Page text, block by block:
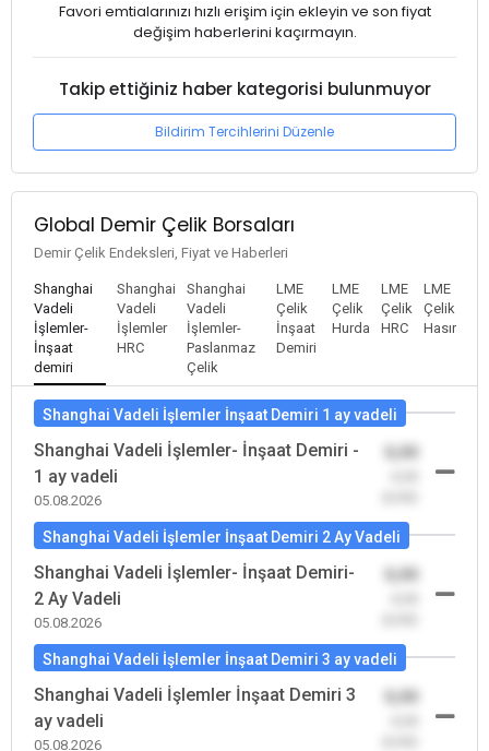
Favori emtialarınızı hızlı erişim için ekleyin ve son fiyat
değişim haberlerini kaçırmayın.
Takip ettiğiniz haber kategorisi bulunmuyor
Bildirim Tercihlerini Düzenle
Global Demir Çelik Borsaları
Demir Çelik Endeksleri, Fiyat ve Haberleri
Shanghai
Vadeli
İşlemler-
İnşaat
demiri
Shanghai
Vadeli
İşlemler
HRC
Shanghai
Vadeli
İşlemler-
Paslanmaz
Çelik
LME
Çelik
İnşaat
Demiri
LME
Çelik
Hurda
LME
Çelik
HRC
LME
Çelik
Hasır
Shanghai Vadeli İşlemler İnşaat Demiri 1 ay vadeli
Shanghai Vadeli İşlemler- İnşaat Demiri -
1 ay vadeli
05.08.2026
0,00
Shanghai Vadeli İşlemler İnşaat Demiri 2 Ay Vadeli
Shanghai Vadeli İşlemler- İnşaat Demiri-
2 Ay Vadeli
05.08.2026
0,00
Shanghai Vadeli İşlemler İnşaat Demiri 3 ay vadeli
Shanghai Vadeli İşlemler İnşaat Demiri 3
ay vadeli
05.08.2026
0,00